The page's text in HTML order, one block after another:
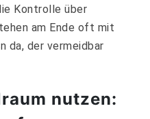
Kontrolle über
am Ende oft mit
da, der vermeidbar
nutzen: